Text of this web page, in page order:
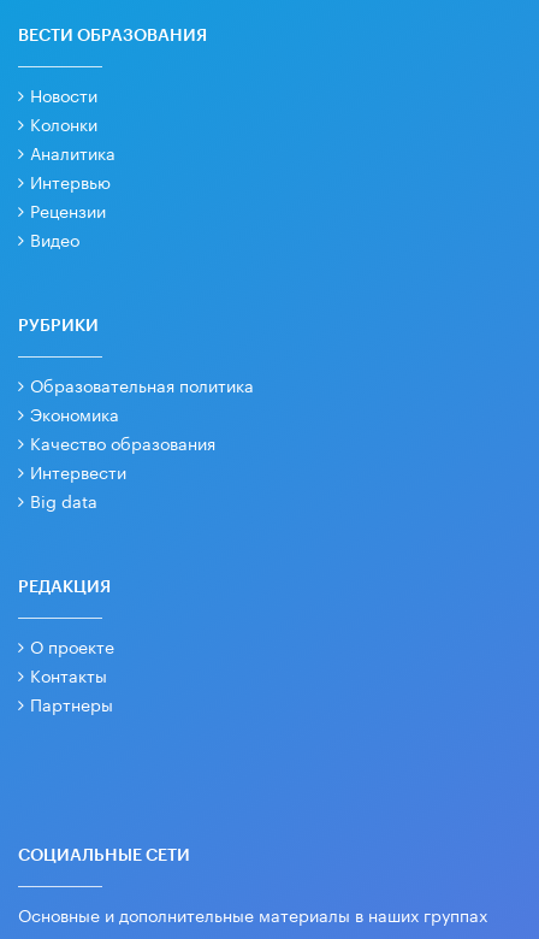
ВЕСТИ ОБРАЗОВАНИЯ
Новости
Колонки
Аналитика
Интервью
Рецензии
Видео
РУБРИКИ
Образовательная политика
Экономика
Качество образования
Интервести
Big data
РЕДАКЦИЯ
О проекте
Контакты
Партнеры
СОЦИАЛЬНЫЕ СЕТИ
Основные и дополнительные материалы в наших группах